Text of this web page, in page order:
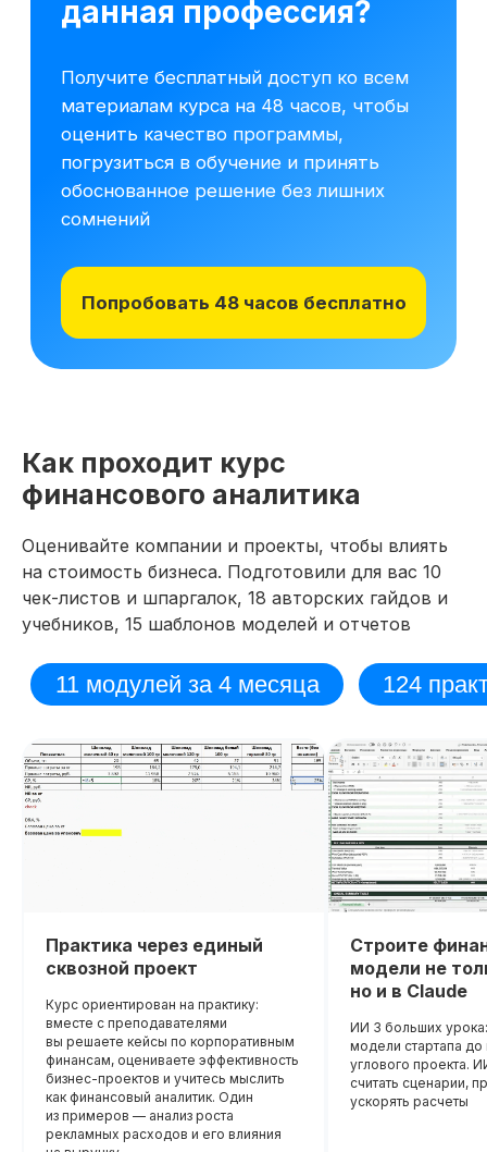
Как проходит курс
финансового аналитика
Оценивайте компании и проекты, чтобы влиять
на стоимость бизнеса. Подготовили для вас 10
чек-листов и шпаргалок, 18 авторских гайдов и
учебников, 15 шаблонов моделей и отчетов
Практика через единый
сквозной проект
Курс ориентирован на практику:
вместе с преподавателями
вы решаете кейсы по корпоративным
финансам, оцениваете эффективность
бизнес-проектов и учитесь мыслить
как финансовый аналитик. Один
из примеров — анализ роста
рекламных расходов и его влияния
Строите
модели не
но и в Claude
ИИ 3 больших
модели стартапа
углового проекта.
считать сценарии,
ускорять расчеты
Начните обучение уже
сегодня
Получите полную программу курса
в PDF или бесплатный доступ ко всем
материалам курса на 48 часов, чтобы
оценить качество программы,
погрузиться в обучение и принять
сомнений
образовательной деятельности
Вы получите официальное
удостоверение,
подтверждающее
вашей квалификации, что
новые возможности для
Диплом о прохождении курса Удостоверение о
квалификации
Подробнее
Новая профессия
к сентябрю